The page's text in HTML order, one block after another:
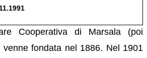
Cooperativa di Marsala (poi
fondata nel 1886. Nel 1901